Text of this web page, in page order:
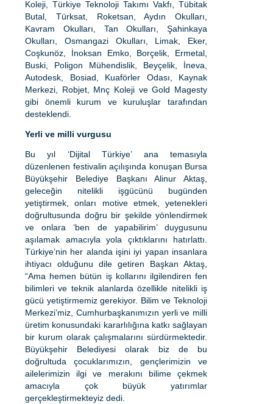
Koleji, Türkiye Teknoloji Takımı Vakfı, Tübitak
Butal, Türksat, Roketsan, Aydın Okulları,
Kavram Okulları, Tan Okulları, Şahinkaya
Okulları, Osmangazi Okulları, Limak, Eker,
Coşkunöz, İnoksan Emko, Borçelik, Ermetal,
Buski, Poligon Mühendislik, Beyçelik, İneva,
Autodesk, Bosiad, Kuaförler Odası, Kaynak
Merkezi, Robjet, Mnç Koleji ve Gold Magesty
gibi önemli kurum ve kuruluşlar tarafından
desteklendi.
Yerli ve milli vurgusu
Bu yıl ‘Dijital Türkiye’ ana temasıyla
düzenlenen festivalin açılışında konuşan Bursa
Büyükşehir Belediye Başkanı Alinur Aktaş,
geleceğin nitelikli işgücünü bugünden
yetiştirmek, onları motive etmek, yetenekleri
doğrultusunda doğru bir şekilde yönlendirmek
ve onlara ‘ben de yapabilirim’ duygusunu
aşılamak amacıyla yola çıktıklarını hatırlattı.
Türkiye’nin her alanda işini iyi yapan insanlara
ihtiyacı olduğunu dile getiren Başkan Aktaş,
“Ama hemen bütün iş kollarını ilgilendiren fen
bilimleri ve teknik alanlarda özellikle nitelikli iş
gücü yetiştirmemiz gerekiyor. Bilim ve Teknoloji
Merkezi’miz, Cumhurbaşkanımızın yerli ve milli
üretim konusundaki kararlılığına katkı sağlayan
bir kurum olarak çalışmalarını sürdürmektedir.
Büyükşehir Belediyesi olarak biz de bu
doğrultuda çocuklarımızın, gençlerimizin ve
ailelerimizin ilgi ve merakını bilime çekmek
amacıyla çok büyük yatırımlar
gerçekleştirmekteyiz dedi.